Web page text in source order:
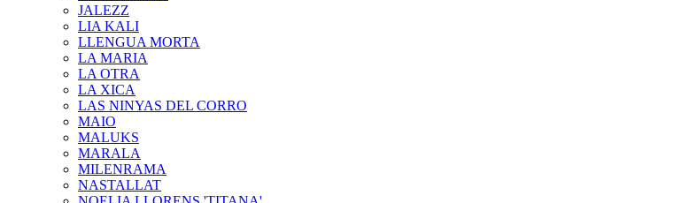
JALEZZ
LIA KALI
LLENGUA MORTA
LA MARIA
LA OTRA
LA XICA
LAS NINYAS DEL CORRO
MAIO
MALUKS
MARALA
MILENRAMA
NASTALLAT